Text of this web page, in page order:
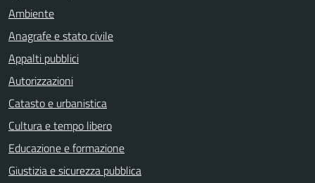
Ambiente
Anagrafe e stato civile
Appalti pubblici
Autorizzazioni
Catasto e urbanistica
Cultura e tempo libero
Educazione e formazione
Giustizia e sicurezza pubblica